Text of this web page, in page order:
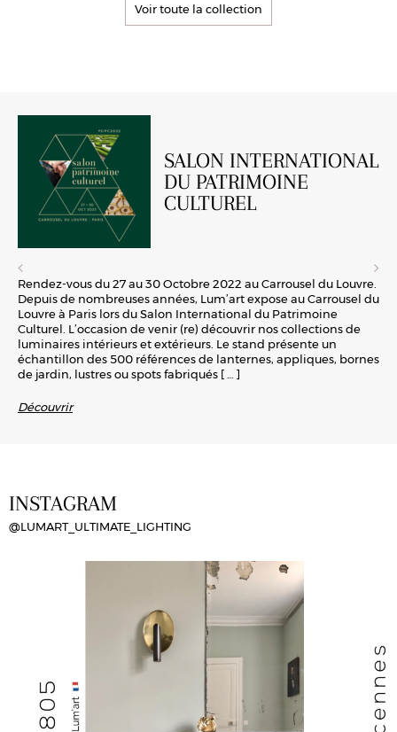
Voir toute la collection
SALON INTERNATIONAL
DU PATRIMOINE
CULTUREL
Rendez-vous du 27 au 30 Octobre 2022 au Carrousel du Louvre.
Depuis de nombreuses années, Lum’art expose au Carrousel du
Louvre à Paris lors du Salon International du Patrimoine
Culturel. L’occasion de venir (re) découvrir nos collections de
luminaires intérieurs et extérieurs. Le stand présente un
échantillon des 500 références de lanternes, appliques, bornes
de jardin, lustres ou spots fabriqués [ … ]
Découvrir
INSTAGRAM
@LUMART_ULTIMATE_LIGHTING